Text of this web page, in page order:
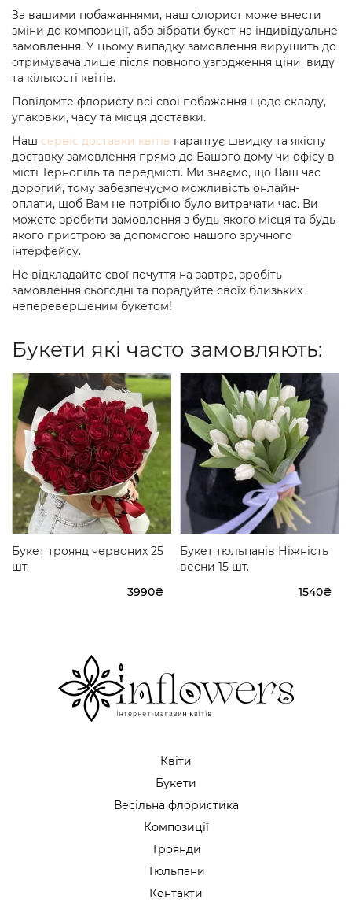
За вашими побажаннями, наш флорист може внести
зміни до композиції, або зібрати букет на індивідуальне
замовлення. У цьому випадку замовлення вирушить до
отримувача лише після повного узгодження ціни, виду
та кількості квітів.
Повідомте флористу всі свої побажання щодо складу,
упаковки, часу та місця доставки.
Наш сервіс доставки квітів гарантує швидку та якісну
доставку замовлення прямо до Вашого дому чи офісу в
місті Тернопіль та передмісті. Ми знаємо, що Ваш час
дорогий, тому забезпечуємо можливість онлайн-
оплати, щоб Вам не потрібно було витрачати час. Ви
можете зробити замовлення з будь-якого місця та будь-
якого пристрою за допомогою нашого зручного
інтерфейсу.
Не відкладайте свої почуття на завтра, зробіть
замовлення сьогодні та порадуйте своїх близьких
неперевершеним букетом!
Букети які часто замовляють:
Букет троянд червоних 25
шт.
3990₴
Букет тюльпанів Ніжність
весни 15 шт.
1540₴
Квіти
Букети
Весільна флористика
Композиції
Троянди
Тюльпани
Контакти